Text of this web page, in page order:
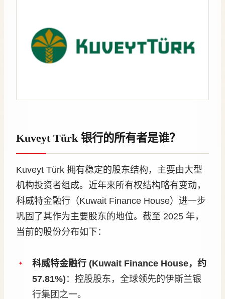
Kuveyt Türk 银行的所有者是谁？
Kuveyt Türk 拥有稳定的股东结构，主要由大型
机构投资者组成。近年来所有权结构略有变动，
科威特金融行（Kuwait Finance House）进一步
巩固了其作为主要股东的地位。截至 2025 年，
当前的股份分布如下：
科威特金融行 (Kuwait Finance House，约
57.81%) ：控股股东，全球领先的伊斯兰银
行集团之一。